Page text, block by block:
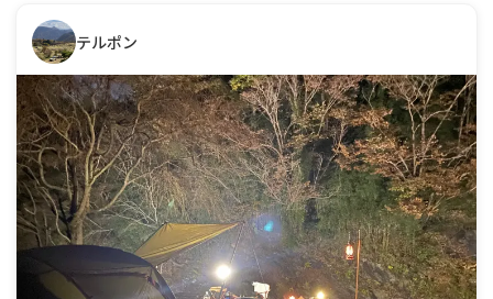
テルポン